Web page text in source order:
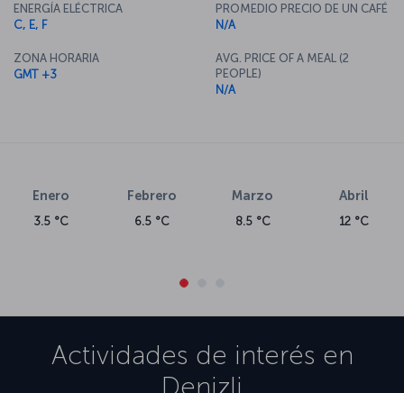
ENERGÍA ELÉCTRICA
C, E, F
ZONA HORARIA
GMT +3
PROMEDIO PRECIO DE UN CAFÉ
N/A
AVG. PRICE OF A MEAL (2
PEOPLE)
N/A
Enero
3.5 °C
Febrero
6.5 °C
Marzo
8.5 °C
Abril
12 °C
Actividades de interés en
Denizli